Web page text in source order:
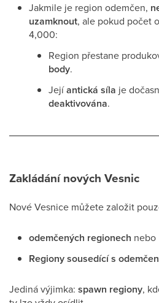
Jakmile je region odemčen,
uzamknout, ale pokud počet
4,000:
Region přestane
body.
Jejíantická síla je
deaktivována.
Zakládání nových Vesnic
Nové Vesnice můžete založit
odemčených regionech nebo
Regiony sousedící s
Jediná výjimka: spawn regiony,